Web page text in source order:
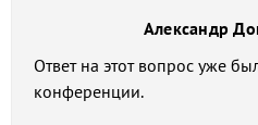
Александр
Ответ на этот вопрос уже
конференции.